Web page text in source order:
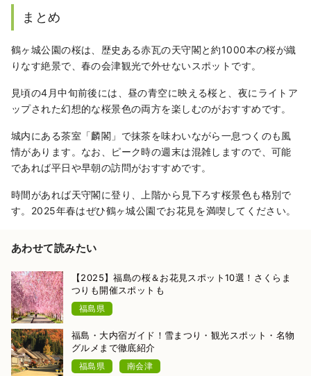
まとめ
鶴ヶ城公園の桜は、歴史ある赤瓦の天守閣と約1000本の桜が織
りなす絶景で、春の会津観光で外せないスポットです。
見頃の4月中旬前後には、昼の青空に映える桜と、夜にライトア
ップされた幻想的な桜景色の両方を楽しむのがおすすめです。
城内にある茶室「麟閣」で抹茶を味わいながら一息つくのも風
情があります。なお、ピーク時の週末は混雑しますので、可能
であれば平日や早朝の訪問がおすすめです。
時間があれば天守閣に登り、上階から見下ろす桜景色も格別で
す。2025年春はぜひ鶴ヶ城公園でお花見を満喫してください。
あわせて読みたい
【2025】福島の桜＆お花見スポット10選！さくらま
つりも開催スポットも
福島県
福島・大内宿ガイド！雪まつり・観光スポット・名物
グルメまで徹底紹介
福島県 南会津